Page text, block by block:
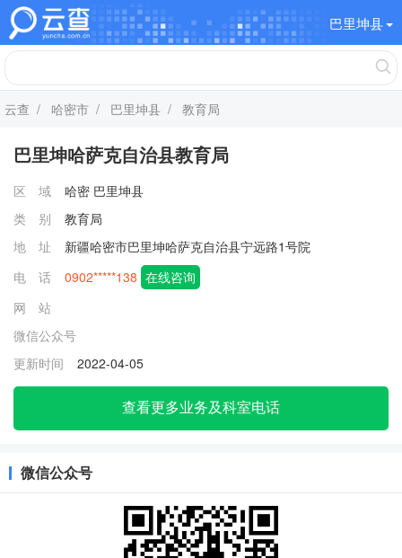
巴里坤县
云查 / 哈密市 / 巴里坤县 / 教育局
巴里坤哈萨克自治县教育局
区 域 哈密 巴里坤县
类 别
教育局
地 址
新疆哈密市巴里坤哈萨克自治县宁远路1号院
电 话
0902*****138 在线咨询
网 站
微信公众号
更新时间
2022-04-05
查看更多业务及科室电话
微信公众号